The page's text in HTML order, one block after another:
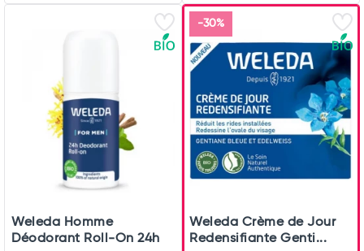
Weleda Homme
Déodorant Roll-On 24h
-30%
Weleda Crème de Jour
Redensifiante Genti...